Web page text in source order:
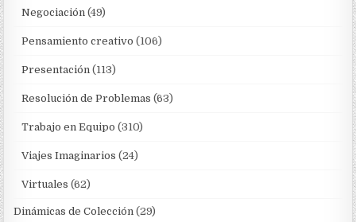
Negociación (49)
Pensamiento creativo (106)
Presentación (113)
Resolución de Problemas (63)
Trabajo en Equipo (310)
Viajes Imaginarios (24)
Virtuales (62)
Dinámicas de Colección (29)